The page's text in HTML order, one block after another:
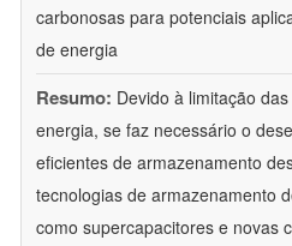
carbonosas para potenciais
de energia
Resumo: Devido à limitação
energia, se faz necessário o
eficientes de armazenamento
tecnologias de armazenamento
como supercapacitores e novas